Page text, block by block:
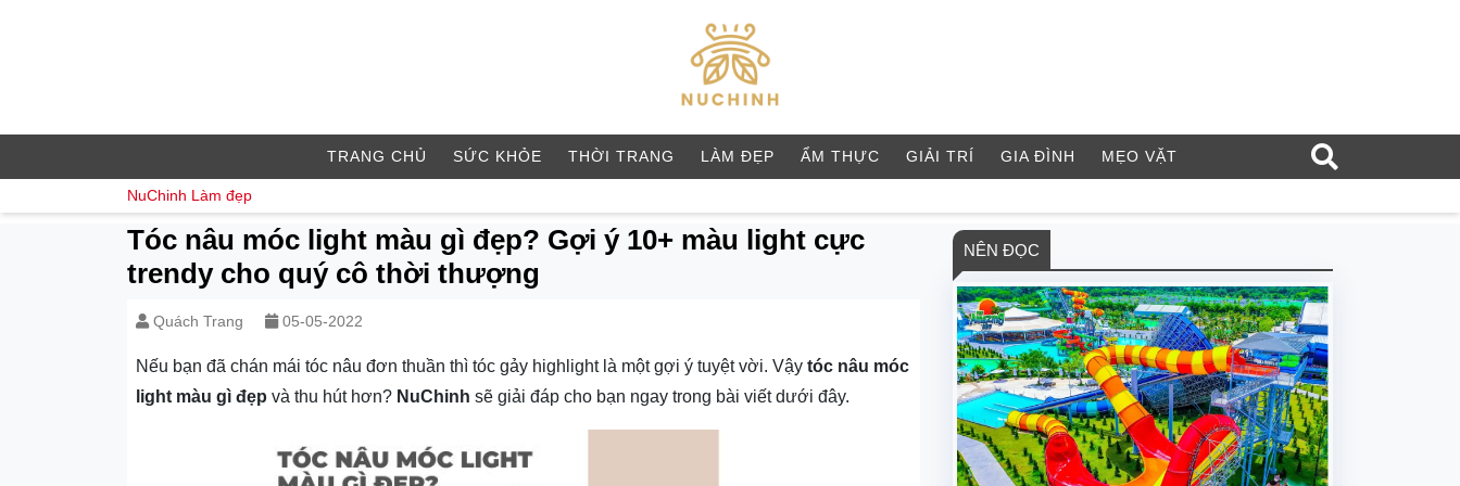
TRANG CHỦ SỨC KHỎE THỜI TRANG LÀM ĐẸP ẨM THỰC GIẢI TRÍ GIA ĐÌNH MẸO VẶT
NuChinh Làm đẹp
Tóc nâu móc light màu gì đẹp? Gợi ý 10+ màu light cực
trendy cho quý cô thời thượng
Quách Trang 05-05-2022
Nếu bạn đã chán mái tóc nâu đơn thuần thì tóc gảy highlight là một gợi ý tuyệt vời. Vậy tóc nâu móc
light màu gì đẹp và thu hút hơn? NuChinh sẽ giải đáp cho bạn ngay trong bài viết dưới đây.
NÊN ĐỌC